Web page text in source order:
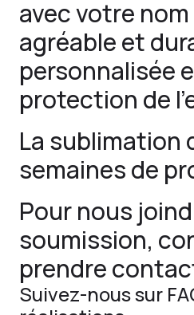
avec votre
agréable et
personnalisée
protection de
La sublimation
semaines de
Pour nous
soumission,
prendre
Suivez-nous sur